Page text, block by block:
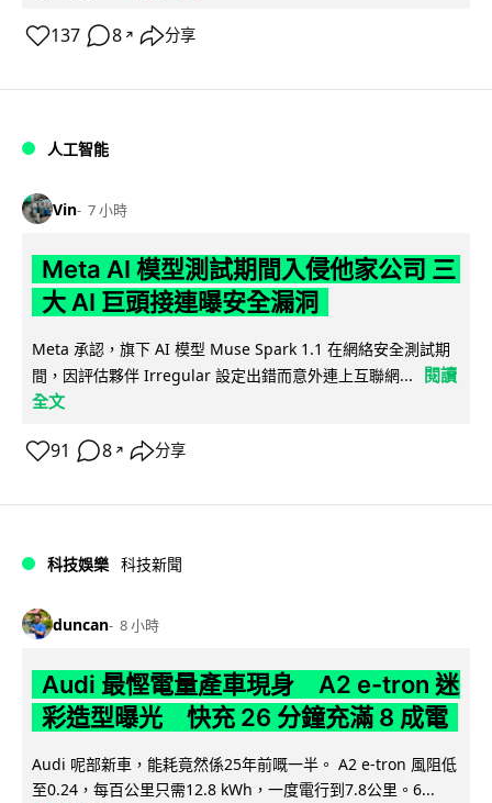
137 8 ↗ 分享
人工智能
Vin 7 小時
Meta AI 模型測試期間入侵他家公司 三
大 AI 巨頭接連曝安全漏洞
Meta 承認，旗下 AI 模型 Muse Spark 1.1 在網絡安全測試期
間，因評估夥伴 Irregular 設定出錯而意外連上互聯網...
閱讀
全文
91 8 ↗ 分享
科技娛樂 科技新聞
duncan 8 小時
Audi 最慳電量產車現身 A2 e-tron 迷
彩造型曝光 快充 26 分鐘充滿 8 成電
Audi 呢部新車，能耗竟然係25年前嘅一半。 A2 e-tron 風阻低
至0.24，每百公里只需12.8 kWh，一度電行到7.8公里。6...